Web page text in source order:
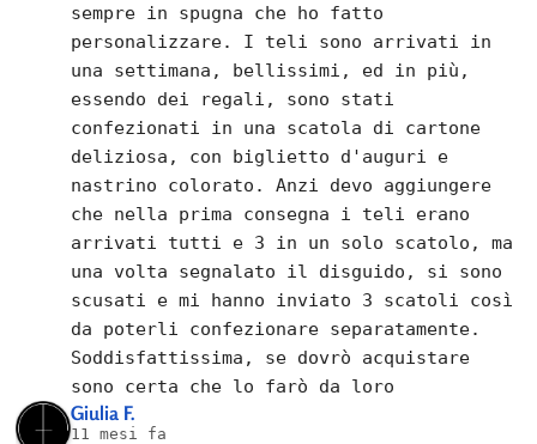
sempre in spugna che ho fatto
personalizzare. I teli sono arrivati in
una settimana, bellissimi, ed in più,
essendo dei regali, sono stati
confezionati in una scatola di cartone
deliziosa, con biglietto d'auguri e
nastrino colorato. Anzi devo aggiungere
che nella prima consegna i teli erano
arrivati tutti e 3 in un solo scatolo, ma
una volta segnalato il disguido, si sono
scusati e mi hanno inviato 3 scatoli così
da poterli confezionare separatamente.
Soddisfattissima, se dovrò acquistare
sono certa che lo farò da loro
Giulia F.
11 mesi fa